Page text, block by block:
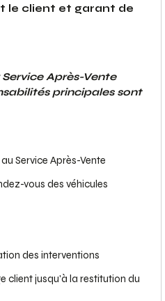
le client et garant de
Après-Vente
principales sont
Service Après-Vente
vous des véhicules
des interventions
client jusqu'à la restitution du